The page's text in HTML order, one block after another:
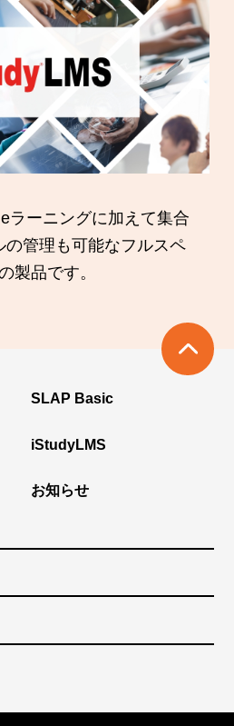
ラーニングに加えて集合
の管理も可能なフルスペ
製品です。
SLAP Basic
iStudyLMS
お知らせ